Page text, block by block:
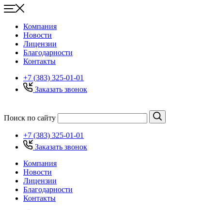
Компания
Новости
Лицензии
Благодарности
Контакты
+7 (383) 325-01-01
Заказать звонок
Поиск по сайту
+7 (383) 325-01-01
Заказать звонок
Компания
Новости
Лицензии
Благодарности
Контакты